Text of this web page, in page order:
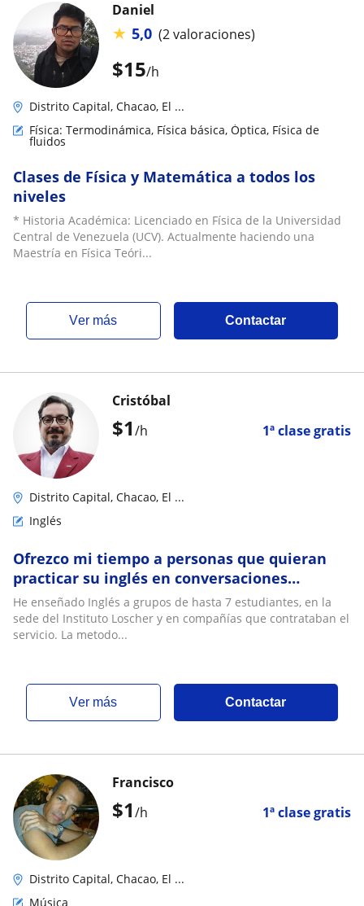
$15/h
Daniel
★ 5,0 (2 valoraciones)
Distrito Capital, Chacao, El ...
Física: Termodinámica, Física básica, Óptica, Física de
fluidos
Clases de Física y Matemática a todos los
niveles
* Historia Académica: Licenciado en Física de la Universidad
Central de Venezuela (UCV). Actualmente haciendo una
Maestría en Física Teóri...
ver más Contactar
$1/h 1ª clase gratis
Cristóbal
Distrito Capital, Chacao, El ...
Inglés
Ofrezco mi tiempo a personas que quieran
practicar su inglés en conversaciones
cotidianas con temas variados escogidos por
ambos
He enseñado Inglés a grupos de hasta 7 estudiantes, en la
sede del Instituto Loscher y en compañías que contrataban el
servicio. La metodo...
ver más Contactar
$1/h 1ª clase gratis
Francisco
Distrito Capital, Chacao, El ...
Música